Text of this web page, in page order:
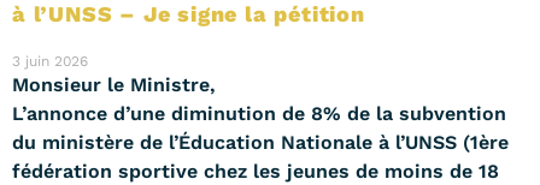
à l’UNSS – Je signe la pétition
3 juin 2026
Monsieur le Ministre,
L’annonce d’une diminution de 8% de la subvention
du ministère de l’Éducation Nationale à l’UNSS (1ère
fédération sportive chez les jeunes de moins de 18